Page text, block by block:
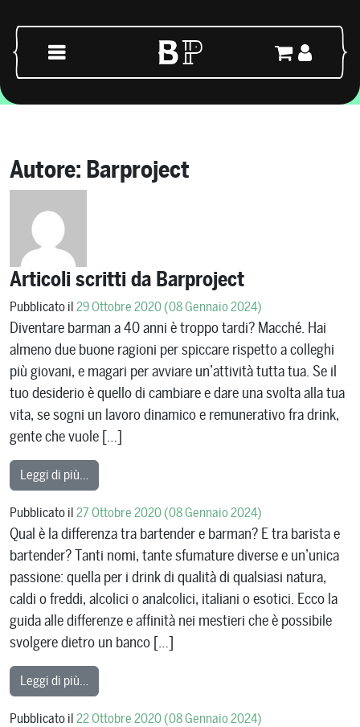
Navigazione principale
Autore: Barproject
Articoli scritti da Barproject
Pubblicato il 29 Ottobre 2020(08 Gennaio 2024)
Diventare barman a 40 anni è troppo tardi? Macché. Hai
almeno due buone ragioni per spiccare rispetto a colleghi
più giovani, e magari per avviare un’attività tutta tua. Se il
tuo desiderio è quello di cambiare e dare una svolta alla tua
vita, se sogni un lavoro dinamico e remunerativo fra drink,
gente che vuole […]
Leggi di più…
Pubblicato il 27 Ottobre 2020(08 Gennaio 2024)
Qual è la differenza tra bartender e barman? E tra barista e
bartender? Tanti nomi, tante sfumature diverse e un’unica
passione: quella per i drink di qualità di qualsiasi natura,
caldi o freddi, alcolici o analcolici, italiani o esotici. Ecco la
guida alle differenze e affinità nei mestieri che è possibile
svolgere dietro un banco […]
Leggi di più…
Pubblicato il 22 Ottobre 2020(08 Gennaio 2024)